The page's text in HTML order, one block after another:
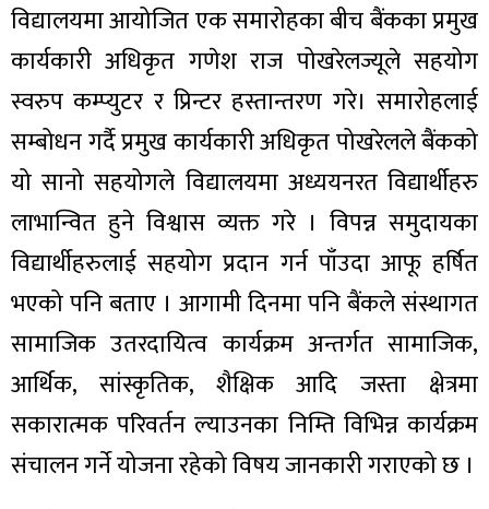
विद्यालयमा आयोजित एक समारोहका बीच बैंकका प्रमुख
कार्यकारी अधिकृत गणेश राज पोखरेलज्यूले सहयोग
स्वरुप कम्प्युटर र प्रिन्टर हस्तान्तरण गरे। समारोहलाई
सम्बोधन गर्दै प्रमुख कार्यकारी अधिकृत पोखरेलले बैंकको
यो सानो सहयोगले विद्यालयमा अध्ययनरत विद्यार्थीहरु
लाभान्वित हुने विश्वास व्यक्त गरे । विपन्न समुदायका
विद्यार्थीहरुलाई सहयोग प्रदान गर्न पाँउदा आफू हर्षित
भएको पनि बताए । आगामी दिनमा पनि बैंकले संस्थागत
सामाजिक उतरदायित्व कार्यक्रम अन्तर्गत सामाजिक,
आर्थिक, सांस्कृतिक, शैक्षिक आदि जस्ता क्षेत्रमा
सकारात्मक परिवर्तन ल्याउनका निम्ति विभिन्न कार्यक्रम
संचालन गर्ने योजना रहेको विषय जानकारी गराएको छ ।